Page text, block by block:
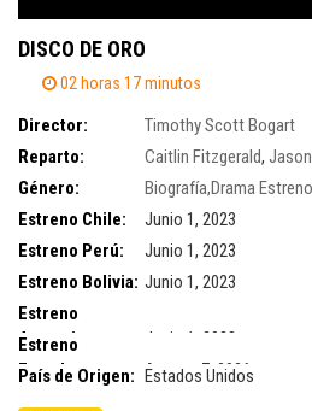
DISCO DE ORO
02 horas 17 minutos
Director:
Timothy Scott Bogart
Reparto:
Caitlin Fitzgerald,
Thompson
Michelle Monaghan,Neil
Dreyfuss ,Steven Strait
Género: Biografía,Drama Estreno
Estreno Chile:
Junio 1, 2023
Estreno Perú:
Junio 1, 2023
Estreno Bolivia: Junio 1, 2023
Estreno
Argentina:
Junio 1, 2023
Estreno
Ecuador:
Agosto 7, 2026
País de Origen: Estados Unidos